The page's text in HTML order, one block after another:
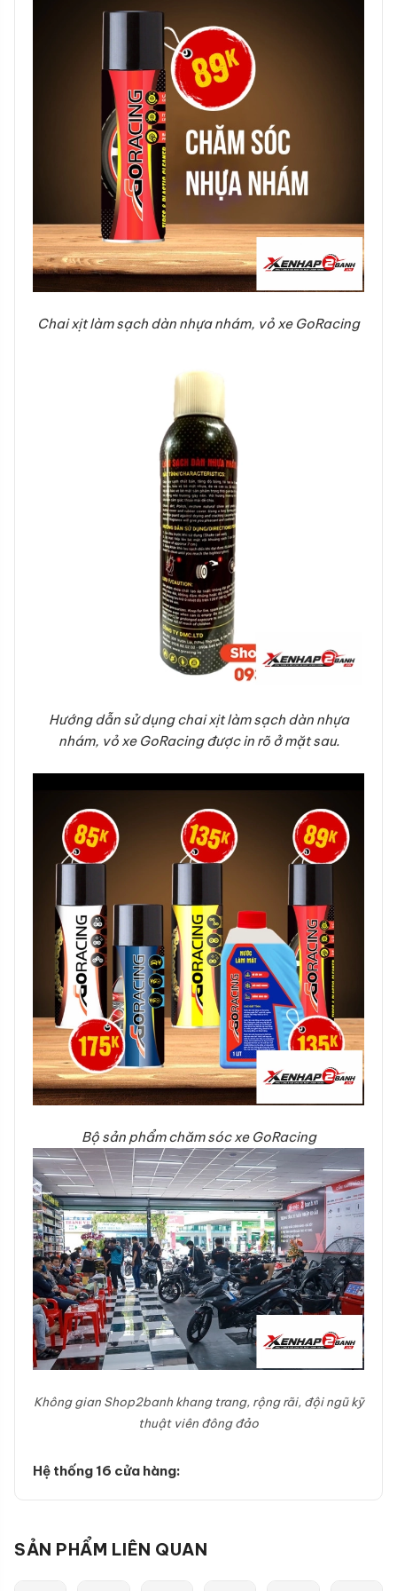
Chai xịt làm sạch dàn nhựa nhám, vỏ xe GoRacing
Hướng dẫn sử dụng chai xịt làm sạch dàn nhựa
nhám, vỏ xe GoRacing được in rõ ở mặt sau.
Bộ sản phẩm chăm sóc xe GoRacing
Không gian Shop2banh khang trang, rộng rãi, đội ngũ kỹ
thuật viên đông đảo
Hệ thống 16 cửa hàng:
SẢN PHẨM LIÊN QUAN